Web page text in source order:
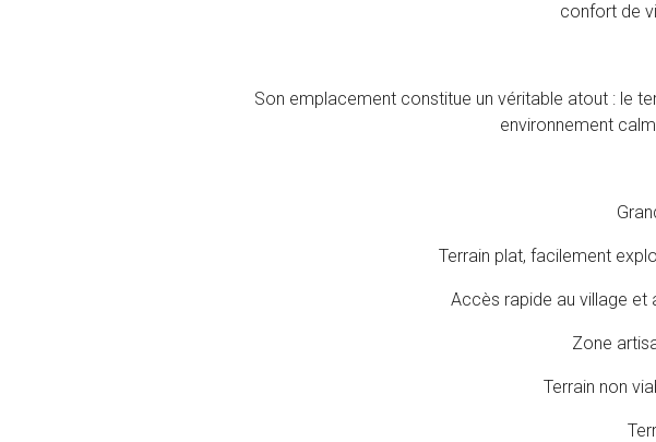
confort de
Son emplacement constitue un véritable atout : le
environnement
Terrain plat, facilement
Accès rapide au village et
Zone
Terrain non